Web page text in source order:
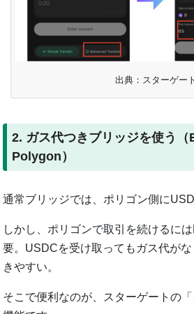
出典：スターゲート
2. ガス代つきブリッジを使う
Polygon）
通常ブリッジでは、ポリゴン側に
しかし、ポリゴンで取引を続けるに
要。USDCを受け取ってもガス代が
きやすい。
そこで便利なのが、スターゲートの「